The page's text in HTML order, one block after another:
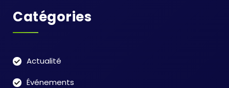
Catégories
Actualité
Événements